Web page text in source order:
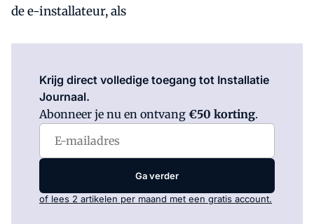
de e-installateur, als
Krijg direct volledige toegang tot Installatie
Journaal.
Abonneer je nu en ontvang €50 korting.
Ga verder
of lees 2 artikelen per maand met een gratis account.